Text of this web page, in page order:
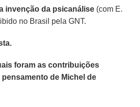
invenção da psicanálise (com E.
no Brasil pela GNT.
foram as contribuições
de Michel de